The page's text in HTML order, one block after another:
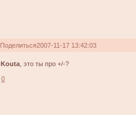
Поделиться2007-11-17 13:42:03
Kouta , это ты про +/-?
0